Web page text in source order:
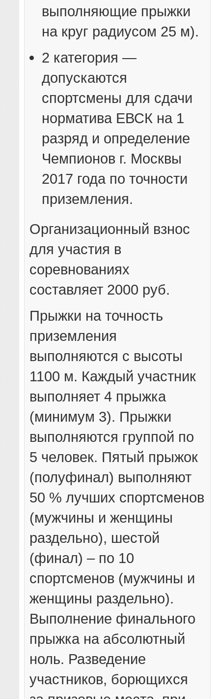
выполняющие прыжки
на круг радиусом 25 м).
2 категория —
допускаются
спортсмены для сдачи
норматива ЕВСК на 1
разряд и определение
Чемпионов г. Москвы
2017 года по точности
приземления.
Организационный взнос
для участия в
соревнованиях
составляет 2000 руб.
Прыжки на точность
приземления
выполняются с высоты
1100 м. Каждый участник
выполняет 4 прыжка
(минимум 3). Прыжки
выполняются группой по
5 человек. Пятый прыжок
(полуфинал) выполняют
50 % лучших спортсменов
(мужчины и женщины
раздельно), шестой
(финал) – по 10
спортсменов (мужчины и
женщины раздельно).
Выполнение финального
прыжка на абсолютный
ноль. Разведение
участников, борющихся